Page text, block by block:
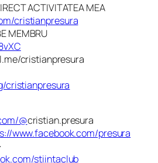
ACTIVITATEA MEA
cristianpresura
MEMBRU
cristianpresura
cristianpresura
@cristian.presura
www.facebook.com/presura
stiintaclub